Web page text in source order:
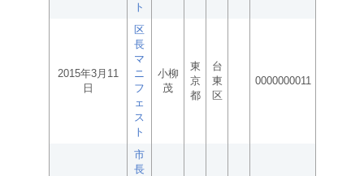
ト
2015年3月11
日
区
長
マ
ニ
フ
ェ
ス
ト
小柳
茂
東
京
都
台
東
区
0000000011
市
長